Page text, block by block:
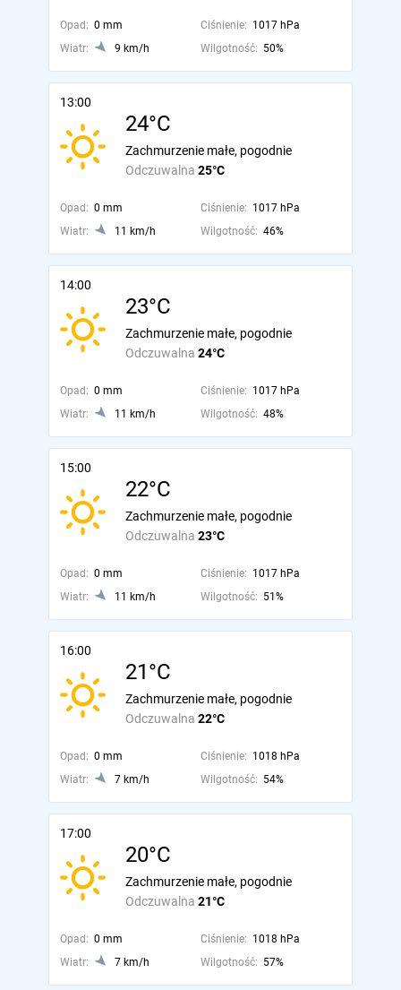
Opad: 0 mm Ciśnienie: 1017 hPa
Wiatr:
9 km/h Wilgotność: 50%
13:00
24°C
Odczuwalna 25°C
Zachmurzenie małe, pogodnie
Opad: 0 mm Ciśnienie: 1017 hPa
Wiatr:
11 km/h Wilgotność: 46%
14:00
23°C
Odczuwalna 24°C
Zachmurzenie małe, pogodnie
Opad: 0 mm Ciśnienie: 1017 hPa
Wiatr:
11 km/h Wilgotność: 48%
15:00
22°C
Odczuwalna 23°C
Zachmurzenie małe, pogodnie
Opad: 0 mm Ciśnienie: 1017 hPa
Wiatr:
11 km/h Wilgotność: 51%
16:00
21°C
Odczuwalna 22°C
Zachmurzenie małe, pogodnie
Opad: 0 mm Ciśnienie: 1018 hPa
Wiatr:
7 km/h Wilgotność: 54%
17:00
20°C
Odczuwalna 21°C
Zachmurzenie małe, pogodnie
Opad: 0 mm Ciśnienie: 1018 hPa
Wiatr:
7 km/h Wilgotność: 57%